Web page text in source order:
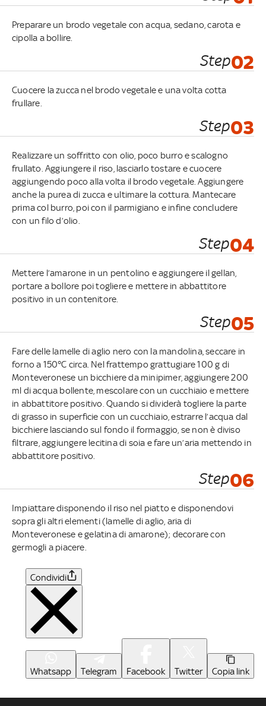
Preparare un brodo vegetale con acqua, sedano, carota e
cipolla a bollire.
Step02
Cuocere la zucca nel brodo vegetale e una volta cotta
frullare.
Step03
Realizzare un soffritto con olio, poco burro e scalogno
frullato. Aggiungere il riso, lasciarlo tostare e cuocere
aggiungendo poco alla volta il brodo vegetale. Aggiungere
anche la purea di zucca e ultimare la cottura. Mantecare
prima col burro, poi con il parmigiano e infine concludere
con un filo d’olio.
Step04
Mettere l’amarone in un pentolino e aggiungere il gellan,
portare a bollore poi togliere e mettere in abbattitore
positivo in un contenitore.
Step05
Fare delle lamelle di aglio nero con la mandolina, seccare in
forno a 150°C circa. Nel frattempo grattugiare 100 g di
Monteveronese un bicchiere da minipimer, aggiungere 200
ml di acqua bollente, mescolare con un cucchiaio e mettere
in abbattitore positivo. Quando si dividerà togliere la parte
di grasso in superficie con un cucchiaio, estrarre l’acqua dal
bicchiere lasciando sul fondo il formaggio, se non è diviso
filtrare, aggiungere lecitina di soia e fare un’aria mettendo in
abbattitore positivo.
Step06
Impiattare disponendo il riso nel piatto e disponendovi
sopra gli altri elementi (lamelle di aglio, aria di
Monteveronese e gelatina di amarone); decorare con
germogli a piacere.
Condividi
Whatsapp Telegram Facebook Twitter Copia link